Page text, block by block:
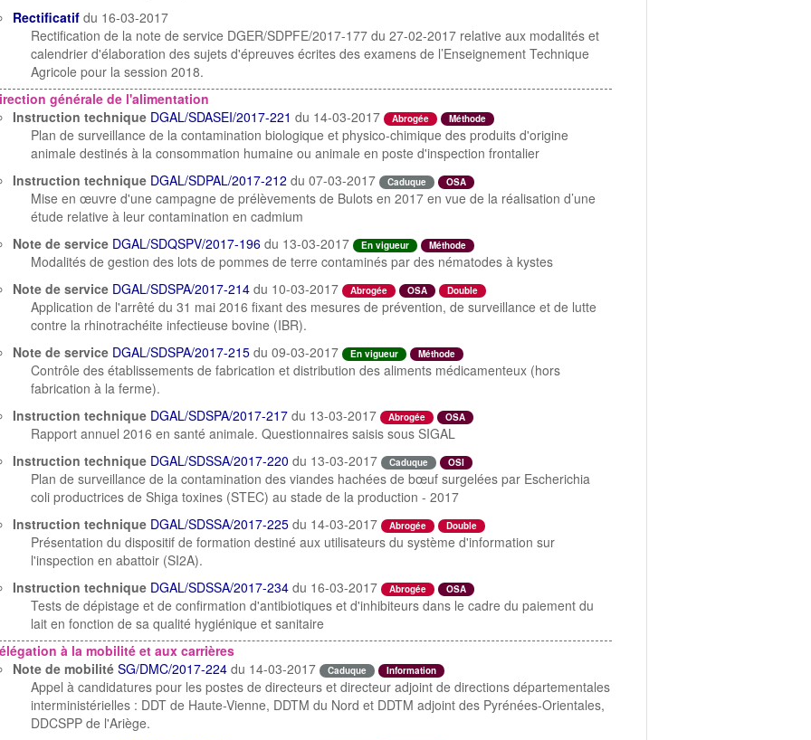
Rectificatif du 16-03-2017
Rectification de la note de service DGER/SDPFE/2017-177 du 27-02-2017 relative aux modalités et
calendrier d'élaboration des sujets d'épreuves écrites des examens de l’Enseignement Technique
Agricole pour la session 2018.
générale de l'alimentation
Instruction technique DGAL/SDASEI/2017-221 du 14-03-2017 Abrogée Méthode
Plan de surveillance de la contamination biologique et physico-chimique des produits d'origine
animale destinés à la consommation humaine ou animale en poste d'inspection frontalier
Instruction technique DGAL/SDPAL/2017-212 du 07-03-2017 Caduque OSA
Mise en œuvre d'une campagne de prélèvements de Bulots en 2017 en vue de la réalisation d’une
étude relative à leur contamination en cadmium
Note de service DGAL/SDQSPV/2017-196 du 13-03-2017 En vigueur Méthode
Modalités de gestion des lots de pommes de terre contaminés par des nématodes à kystes
Note de service DGAL/SDSPA/2017-214 du 10-03-2017 Abrogée OSA Double
Application de l'arrêté du 31 mai 2016 fixant des mesures de prévention, de surveillance et de lutte
contre la rhinotrachéite infectieuse bovine (IBR).
Note de service DGAL/SDSPA/2017-215 du 09-03-2017 En vigueur Méthode
Contrôle des établissements de fabrication et distribution des aliments médicamenteux (hors
fabrication à la ferme).
Instruction technique DGAL/SDSPA/2017-217 du 13-03-2017 Abrogée OSA
Rapport annuel 2016 en santé animale. Questionnaires saisis sous SIGAL
Instruction technique DGAL/SDSSA/2017-220 du 13-03-2017 Caduque OSI
Plan de surveillance de la contamination des viandes hachées de bœuf surgelées par Escherichia
coli productrices de Shiga toxines (STEC) au stade de la production - 2017
Instruction technique DGAL/SDSSA/2017-225 du 14-03-2017 Abrogée Double
Présentation du dispositif de formation destiné aux utilisateurs du système d'information sur
l'inspection en abattoir (SI2A).
Instruction technique DGAL/SDSSA/2017-234 du 16-03-2017 Abrogée OSA
Tests de dépistage et de confirmation d'antibiotiques et d'inhibiteurs dans le cadre du paiement du
lait en fonction de sa qualité hygiénique et sanitaire
à la mobilité et aux carrières
Note de mobilité SG/DMC/2017-224 du 14-03-2017 Caduque Information
Appel à candidatures pour les postes de directeurs et directeur adjoint de directions départementales
interministérielles : DDT de Haute-Vienne, DDTM du Nord et DDTM adjoint des Pyrénées-Orientales,
DDCSPP de l'Ariège.